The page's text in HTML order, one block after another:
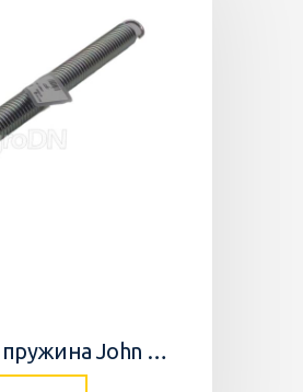
Пружина L32997 пружина John Deere